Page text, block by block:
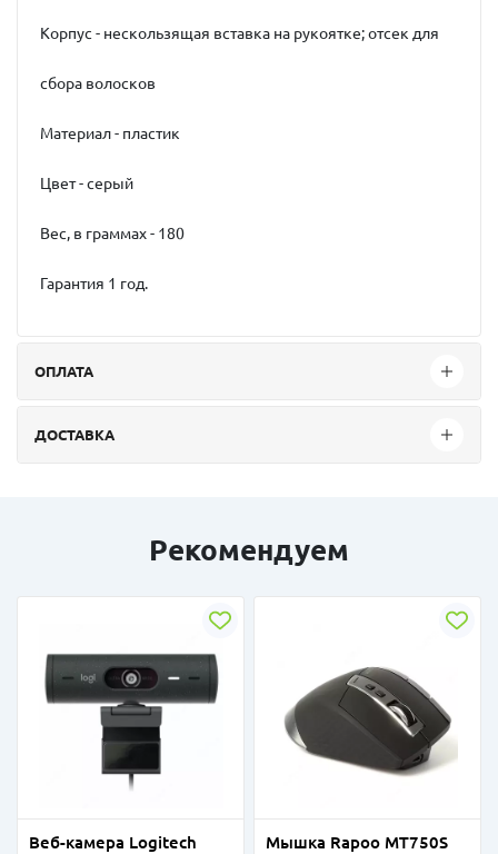
Корпус - нескользящая вставка на рукоятке; отсек для
сбора волосков
Материал - пластик
Цвет - серый
Вес, в граммах - 180
Гарантия 1 год.
ОПЛАТА
ДОСТАВКА
Рекомендуем
Веб-камера Logitech
Мышка Rapoo MT750S